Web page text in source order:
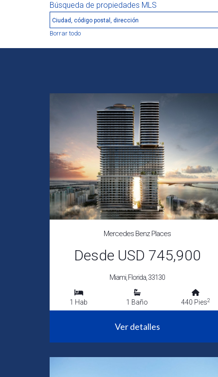
Búsqueda de propiedades MLS
Borrar todo
Mercedes Benz Places
Desde USD 745,900
Miami, Florida, 33130
1 Hab 1 Baño 440 Pies2
Ver detalles